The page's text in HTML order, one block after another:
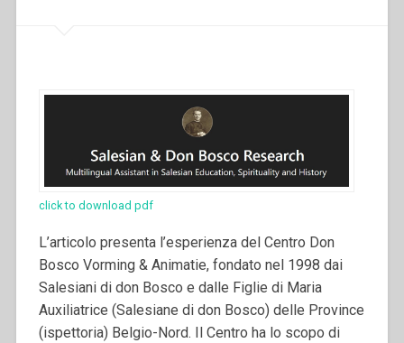
click to download pdf
L’articolo presenta l’esperienza del Centro Don
Bosco Vorming & Animatie, fondato nel 1998 dai
Salesiani di don Bosco e dalle Figlie di Maria
Auxiliatrice (Salesiane di don Bosco) delle Province
(ispettoria) Belgio-Nord. Il Centro ha lo scopo di